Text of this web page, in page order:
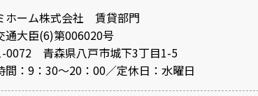
ホーム株式会社 賃貸部門
通大臣(6)第006020号
0072 青森県八戸市城下3丁目1-5
間：9：30～20：00／定休日：水曜日